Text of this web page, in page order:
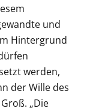
und
Hintergrund
werden,
der Wille des
„Die